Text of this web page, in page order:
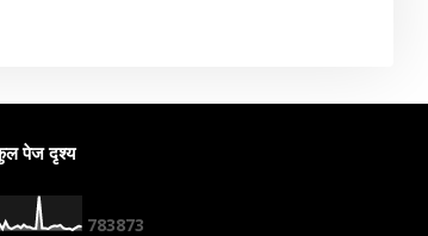
पेज दृश्य
783873